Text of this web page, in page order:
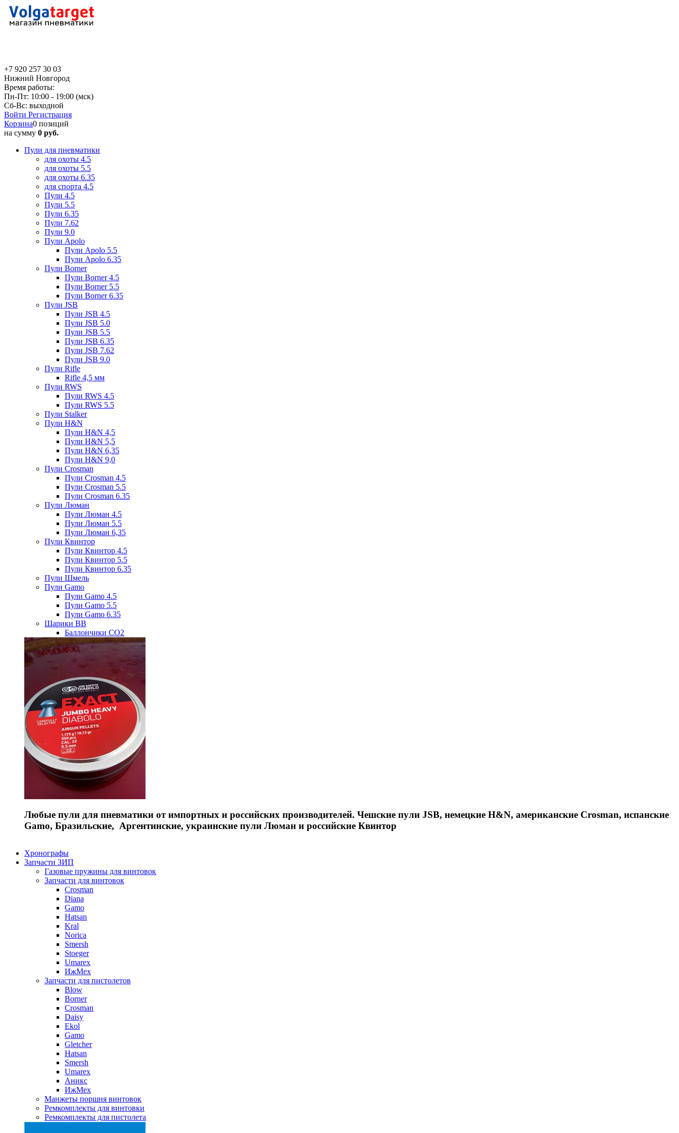
+7 920 257 30 03
Нижний Новгород
Время работы:
Пн-Пт: 10:00 - 19:00 (мск)
Сб-Вс: выходной
Войти Регистрация
Корзина0 позиций
на сумму 0 руб.
Пули для пневматики
для охоты 4.5
для охоты 5.5
для охоты 6.35
для спорта 4.5
Пули 4.5
Пули 5.5
Пули 6.35
Пули 7.62
Пули 9.0
Пули Apolo
Пули Apolo 5.5
Пули Apolo 6.35
Пули Borner
Пули Borner 4.5
Пули Borner 5.5
Пули Borner 6.35
Пули JSB
Пули JSB 4.5
Пули JSB 5.0
Пули JSB 5.5
Пули JSB 6.35
Пули JSB 7.62
Пули JSB 9.0
Пули Rifle
Rifle 4,5 мм
Пули RWS
Пули RWS 4.5
Пули RWS 5.5
Пули Stalker
Пули H&N
Пули H&N 4,5
Пули H&N 5,5
Пули H&N 6,35
Пули H&N 9,0
Пули Crosman
Пули Crosman 4.5
Пули Crosman 5.5
Пули Crosman 6.35
Пули Люман
Пули Люман 4.5
Пули Люман 5.5
Пули Люман 6,35
Пули Квинтор
Пули Квинтор 4.5
Пули Квинтор 5.5
Пули Квинтор 6.35
Пули Шмель
Пули Gamo
Пули Gamo 4.5
Пули Gamo 5.5
Пули Gamo 6.35
Шарики BB
Баллончики CO2
Любые пули для пневматики от импортных и российских производителей. Чешские пули JSB, немецкие H&N, американские Crosman, испанские
Gamo, Бразильские, Аргентинские, украинские пули Люман и российские Квинтор
Хронографы
Запчасти ЗИП
Газовые пружины для винтовок
Запчасти для винтовок
Crosman
Diana
Gamo
Hatsan
Kral
Norica
Smersh
Stoeger
Umarex
ИжМех
Запчасти для пистолетов
Blow
Borner
Crosman
Daisy
Ekol
Gamo
Gletcher
Hatsan
Smersh
Umarex
Аникс
ИжМех
Манжеты поршня винтовок
Ремкомплекты для винтовки
Ремкомплекты для пистолета